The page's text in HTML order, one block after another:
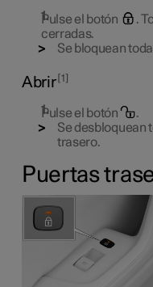
Pulse el botón
.
cerradas.
Se bloquean
Abrir 1
Pulse el botón
.
Se desbloquean
trasero.
Puertas